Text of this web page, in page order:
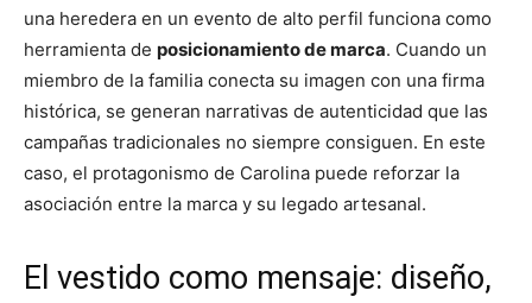
una heredera en un evento de alto perfil funciona como
herramienta de posicionamiento de marca. Cuando un
miembro de la familia conecta su imagen con una firma
histórica, se generan narrativas de autenticidad que las
campañas tradicionales no siempre consiguen. En este
caso, el protagonismo de Carolina puede reforzar la
asociación entre la marca y su legado artesanal.
El vestido como mensaje: diseño,